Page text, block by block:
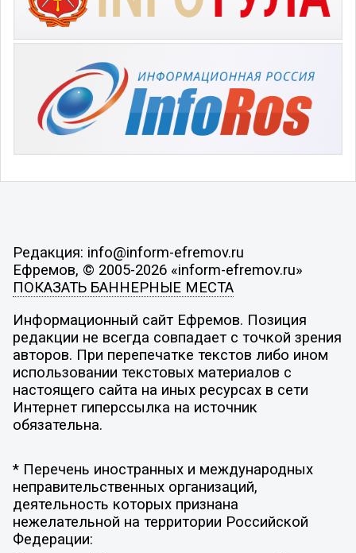
Редакция: info@inform-efremov.ru
Ефремов, © 2005-2026 «inform-efremov.ru»
ПОКАЗАТЬ БАННЕРНЫЕ МЕСТА
Информационный сайт Ефремов. Позиция
редакции не всегда совпадает с точкой зрения
авторов. При перепечатке текстов либо ином
использовании текстовых материалов с
настоящего сайта на иных ресурсах в сети
Интернет гиперссылка на источник
обязательна.
* Перечень иностранных и международных
неправительственных организаций,
деятельность которых признана
нежелательной на территории Российской
Федерации: